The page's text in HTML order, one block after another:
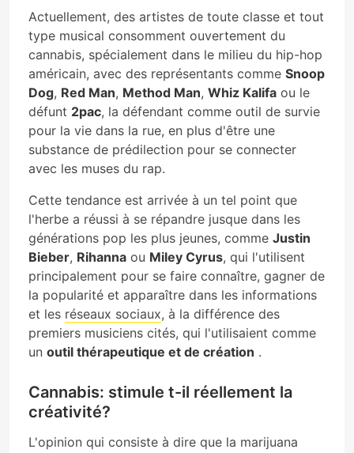
Actuellement, des artistes de toute classe et tout
type musical consomment ouvertement du
cannabis, spécialement dans le milieu du hip-hop
américain, avec des représentants comme Snoop
Dog, Red Man, Method Man, Whiz Kalifa ou le
défunt 2pac, la défendant comme outil de survie
pour la vie dans la rue, en plus d'être une
substance de prédilection pour se connecter
avec les muses du rap.
Cette tendance est arrivée à un tel point que
l'herbe a réussi à se répandre jusque dans les
générations pop les plus jeunes, comme Justin
Bieber, Rihanna ou Miley Cyrus, qui l'utilisent
principalement pour se faire connaître, gagner de
la popularité et apparaître dans les informations
et les réseaux sociaux, à la différence des
premiers musiciens cités, qui l'utilisaient comme
un outil thérapeutique et de création .
Cannabis: stimule t-il réellement la
créativité?
L'opinion qui consiste à dire que la marijuana